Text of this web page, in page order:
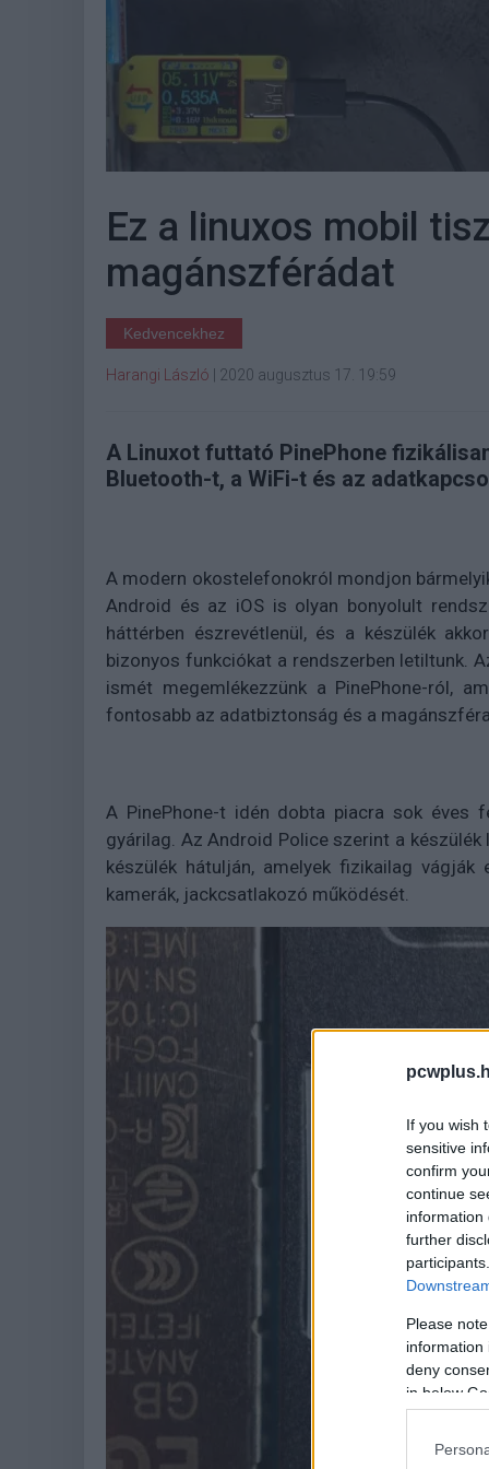
If you wish
sensitive
confirm
continue
information
further
Please
information
deny
in below
Ez a linuxos mobil
magánszférádat
Kedvencekhez
Harangi László 2020 augusztus 17. 19:59
A Linuxot futtató PinePhone
Bluetooth-t, a WiFi-t és az
A modern okostelefonokról mondjon
Android és az iOS is olyan bonyolult
háttérben észrevétlenül, és a készülék
bizonyos funkciókat a rendszerben letiltunk.
ismét megemlékezzünk a PinePhone-ról,
fontosabb az adatbiztonság és a
A PinePhone-t idén dobta piacra sok éves
gyárilag. Az Android Police szerint a
készülék hátulján, amelyek fizikailag
kamerák, jackcsatlakozó működését.